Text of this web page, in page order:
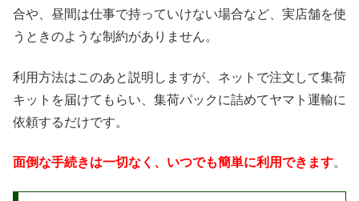
合や、昼間は仕事で持っていけない場合など、実店舗を使
うときのような制約がありません。
利用方法はこのあと説明しますが、ネットで注文して集荷
キットを届けてもらい、集荷パックに詰めてヤマト運輸に
依頼するだけです。
面倒な手続きは一切なく、いつでも簡単に利用できます。